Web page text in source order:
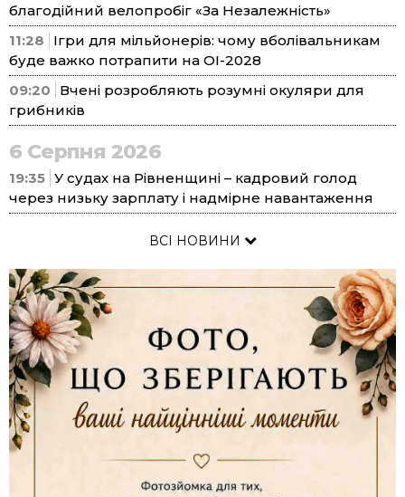
благодійний велопробіг «За Незалежність»
11:28
Ігри для мільйонерів: чому вболівальникам
буде важко потрапити на ОІ-2028
09:20
Вчені розробляють розумні окуляри для
грибників
6 Серпня 2026
19:35 У судах на Рівненщині – кадровий голод
через низьку зарплату і надмірне навантаження
ВСІ НОВИНИ